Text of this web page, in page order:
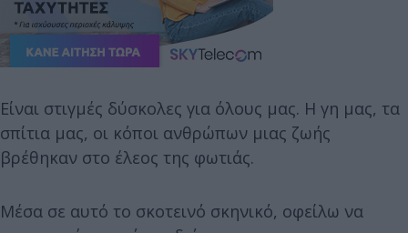
Είναι στιγμές δύσκολες για όλους μας. Η γη μας, τα
σπίτια μας, οι κόποι ανθρώπων μιας ζωής
βρέθηκαν στο έλεος της φωτιάς.
Μέσα σε αυτό το σκοτεινό σκηνικό, οφείλω να